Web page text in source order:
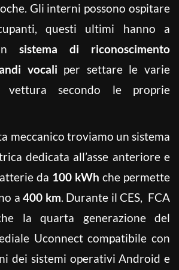
Gli interni possono ospitare
questi ultimi hanno a
sistema di riconoscimento
vocali per settare le varie
vettura secondo le proprie
meccanico troviamo un sistema
dedicata all’asse anteriore e
da 100 kWh che permette
a400 km. Durante il CES, FCA
la quarta generazione del
Uconnect compatibile con
dei sistemi operativi Android e